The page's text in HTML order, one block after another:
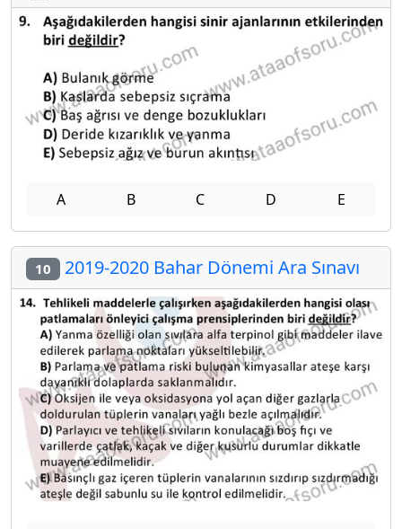
A B C D E
10 2019-2020 Bahar Dönemi Ara Sınavı